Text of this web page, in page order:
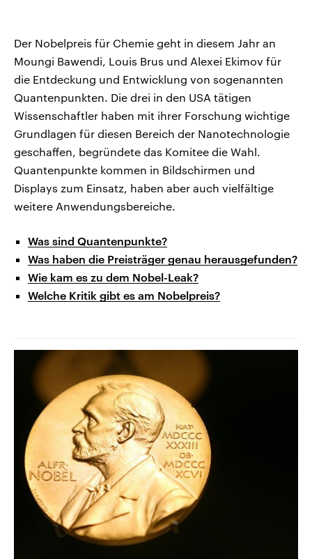
Der Nobelpreis für Chemie geht in diesem Jahr an
Moungi Bawendi, Louis Brus und Alexei Ekimov für
die Entdeckung und Entwicklung von sogenannten
Quantenpunkten. Die drei in den USA tätigen
Wissenschaftler haben mit ihrer Forschung wichtige
Grundlagen für diesen Bereich der Nanotechnologie
geschaffen, begründete das Komitee die Wahl.
Quantenpunkte kommen in Bildschirmen und
Displays zum Einsatz, haben aber auch vielfältige
weitere Anwendungsbereiche.
Was sind Quantenpunkte?
Was haben die Preisträger genau herausgefunden?
Wie kam es zu dem Nobel-Leak?
Welche Kritik gibt es am Nobelpreis?